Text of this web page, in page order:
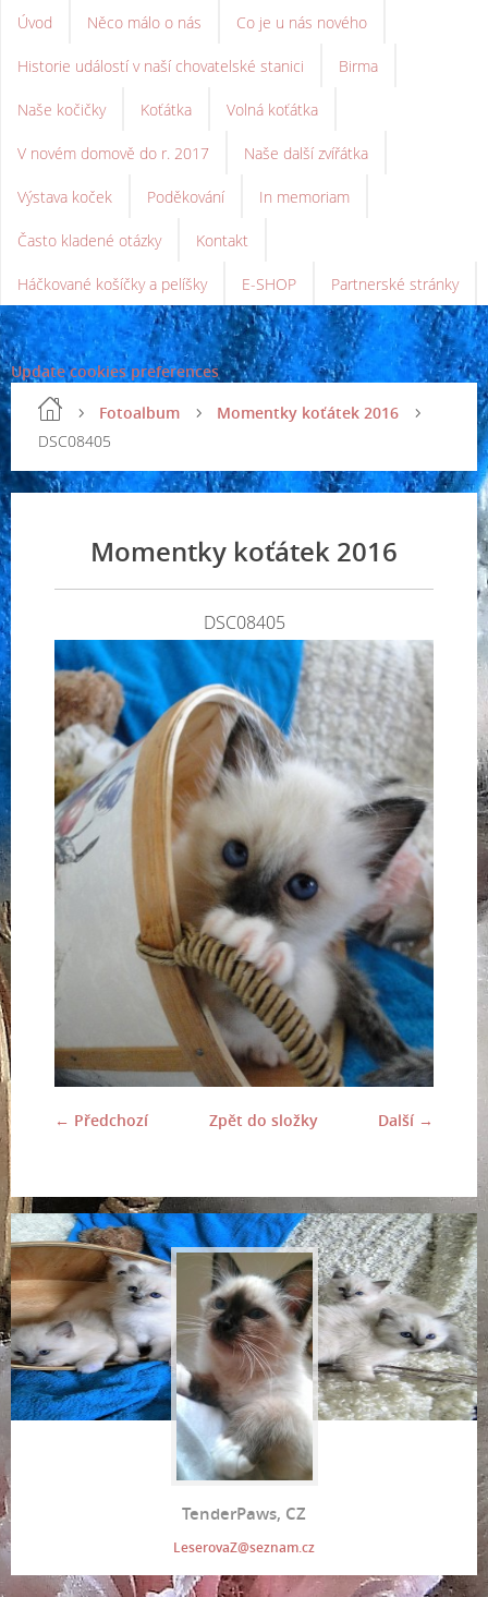
Úvod Něco málo o nás Co je u nás nového
Historie událostí v naší chovatelské stanici Birma
Naše kočičky Koťátka Volná koťátka
V novém domově do r. 2017 Naše další zvířátka
Výstava koček Poděkování In memoriam
Často kladené otázky Kontakt
Háčkované košíčky a pelíšky E-SHOP Partnerské stránky
Update cookies preferences
Fotoalbum
Momentky koťátek 2016
DSC08405
Momentky koťátek 2016
DSC08405
← Předchozí Další →
Zpět do složky
TenderPaws, CZ
LeserovaZ@seznam.cz